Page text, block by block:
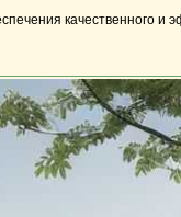
качественного и